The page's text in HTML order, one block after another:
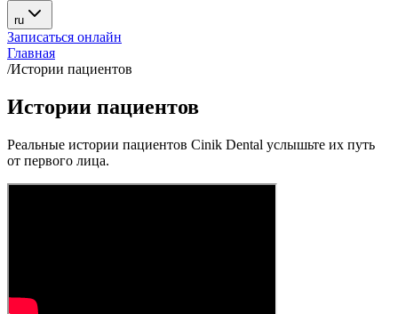
ru
Записаться онлайн
Главная
/Истории пациентов
Истории пациентов
Реальные истории пациентов Cinik Dental услышьте их путь
от первого лица.